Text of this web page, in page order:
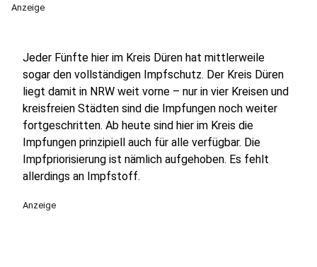
Anzeige
Jeder Fünfte hier im Kreis Düren hat mittlerweile
sogar den vollständigen Impfschutz. Der Kreis Düren
liegt damit in NRW weit vorne – nur in vier Kreisen und
kreisfreien Städten sind die Impfungen noch weiter
fortgeschritten. Ab heute sind hier im Kreis die
Impfungen prinzipiell auch für alle verfügbar. Die
Impfpriorisierung ist nämlich aufgehoben. Es fehlt
allerdings an Impfstoff.
Anzeige